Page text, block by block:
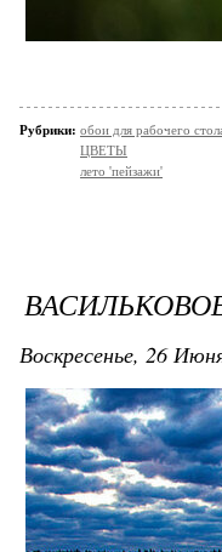
Рубрики: обои для рабочего
ЦВЕТЫ
лето 'пейзажи'
Воскресенье, 26